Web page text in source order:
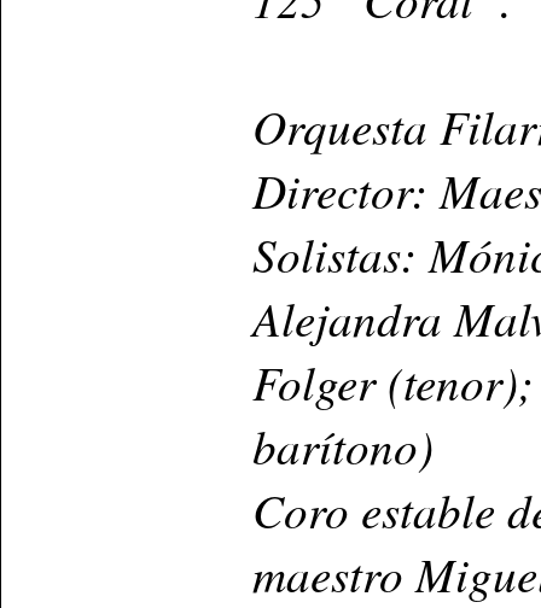
Orquesta
Director:
Solistas:
Alejandra
Folger
barítono)
Coro estable
maestro